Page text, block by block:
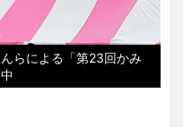
らによる「第23回かみ